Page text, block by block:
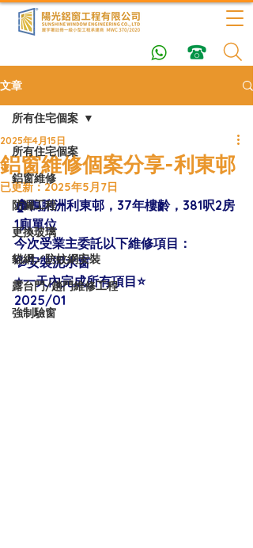
文章
所有住宅個案
鋁窗維修
防漏工程
更換玻璃
貓網／防蚊網安裝
露台門/趟門維修工程
強制驗窗
所有住宅個案
鋁窗維修個案分享-利東邨
2025年4月15日
已更新：2025年5月7日
🏠鴨脷洲利東邨，37年樓齡，381呎2房
1廁單位
今次受業主委託以下維修項目：
💦安裝泥水窗
⭐️一天內完成所有項目⭐️
2025/01